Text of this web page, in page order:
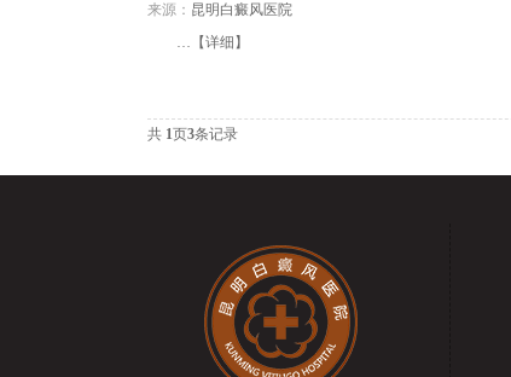
来源： 昆明白癜风医院
…【详细 】
共 1页3条记录